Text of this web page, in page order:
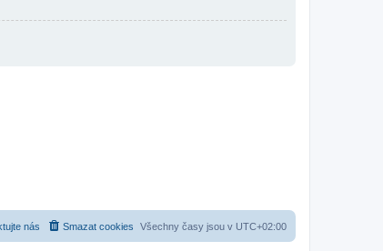
Všechny časy jsou v UTC+02:00
Smazat cookies
nás